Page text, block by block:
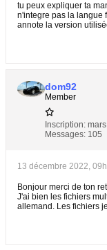
tu peux expliquer ta
n'integre pas la langue
annote la version
dom92
Member
Inscription:
Messages: 105
13 décembre 2022,
Bonjour merci de ton
J'ai bien les fichiers
allemand. Les fichiers